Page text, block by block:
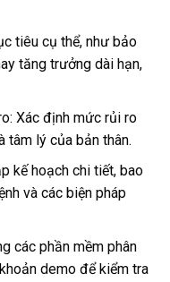
tiêu cụ thể, như bảo
tăng trưởng dài hạn,
Xác định mức rủi ro
tâm lý của bản thân.
kế hoạch chi tiết, bao
và các biện pháp
các phần mềm phân
demo để kiểm tra